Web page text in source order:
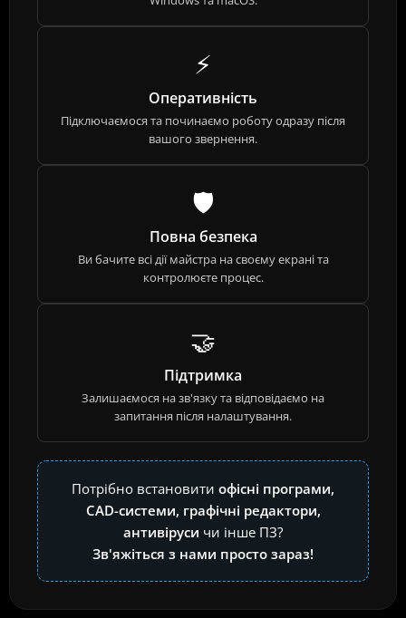
⚡
Оперативність
Підключаємося та починаємо роботу одразу після
вашого звернення.
🛡️
Повна безпека
Ви бачите всі дії майстра на своєму екрані та
контролюєте процес.
🤝
Підтримка
Залишаємося на зв'язку та відповідаємо на
запитання після налаштування.
Потрібно встановити офісні програми,
CAD-системи, графічні редактори,
антивіруси чи інше ПЗ?
Зв'яжіться з нами просто зараз!